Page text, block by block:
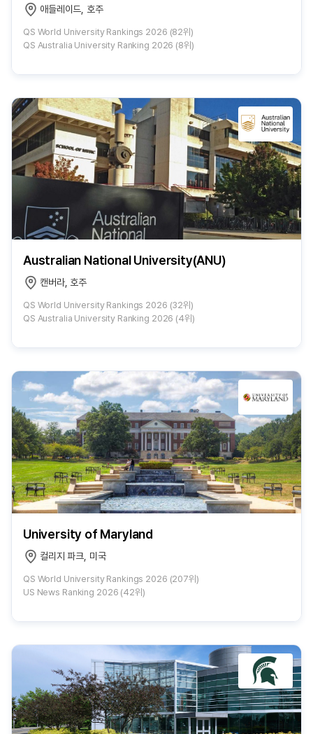
애들레이드, 호주
QS World University Rankings 2026 (82위)
QS Australia University Ranking 2026 (8위)
Australian National University(ANU)
캔버라, 호주
QS World University Rankings 2026 (32위)
QS Australia University Ranking 2026 (4위)
University of Maryland
컬리지 파크, 미국
QS World University Rankings 2026 (207위)
US News Ranking 2026 (42위)